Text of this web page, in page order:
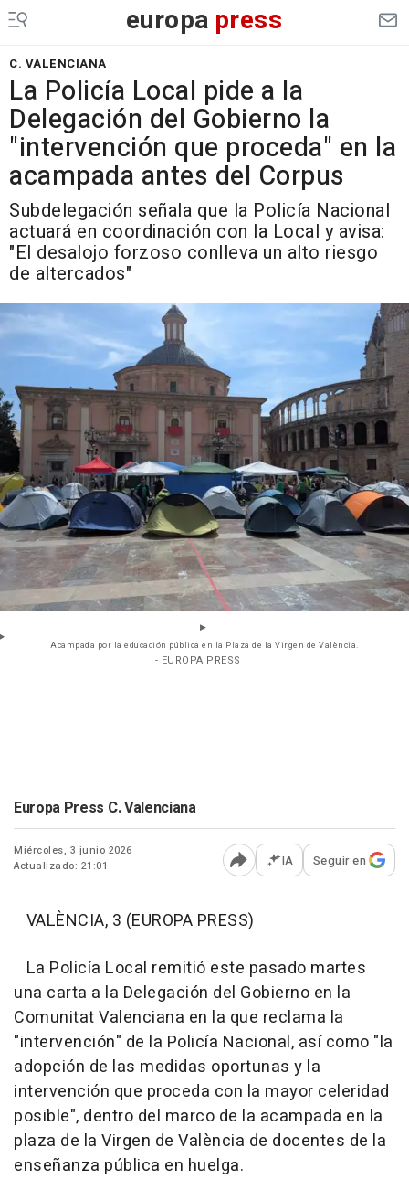
europa press
C. VALENCIANA
La Policía Local pide a la
Delegación del Gobierno la
"intervención que proceda" en la
acampada antes del Corpus
Subdelegación señala que la Policía Nacional
actuará en coordinación con la Local y avisa:
"El desalojo forzoso conlleva un alto riesgo
de altercados"
Acampada por la educación pública en la Plaza de la Virgen de València.
- EUROPA PRESS
Europa Press C. Valenciana
Miércoles, 3 junio 2026
Actualizado: 21:01
Abrir opciones para
IA Seguir en
VALÈNCIA, 3 (EUROPA PRESS)
La Policía Local remitió este pasado martes
una carta a la Delegación del Gobierno en la
Comunitat Valenciana en la que reclama la
"intervención" de la Policía Nacional, así como "la
adopción de las medidas oportunas y la
intervención que proceda con la mayor celeridad
posible", dentro del marco de la acampada en la
plaza de la Virgen de València de docentes de la
enseñanza pública en huelga.